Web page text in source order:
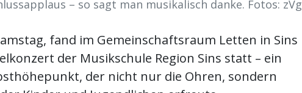
– so sagt man musikalisch danke. Fotos: zVg
fand im Gemeinschaftsraum Letten in Sins
der Musikschule Region Sins statt – ein
der nicht nur die Ohren, sondern